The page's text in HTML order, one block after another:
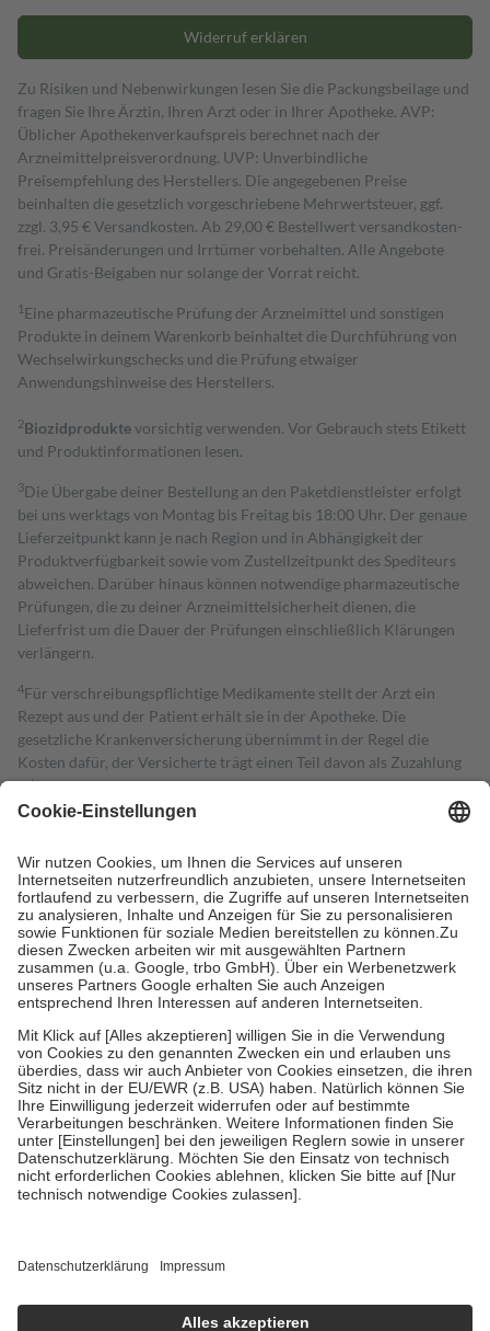
Widerruf erklären
Zu Risiken und Nebenwirkungen lesen Sie die Packungsbeilage und
fragen Sie Ihre Ärztin, Ihren Arzt oder in Ihrer Apotheke. AVP:
Üblicher Apothekenverkaufspreis berechnet nach der
Arzneimittelpreisverordnung. UVP: Unverbindliche
Preisempfehlung des Herstellers. Die angegebenen Preise
beinhalten die gesetzlich vorgeschriebene Mehrwertsteuer, ggf.
zzgl. 3,95 € Versandkosten. Ab 29,00 € Bestell­wert versand­kosten­
frei. Preisänderungen und Irrtümer vorbehalten. Alle Angebote
und Gratis-Beigaben nur solange der Vorrat reicht.
1 Eine pharmazeutische Prüfung der Arzneimittel und sonstigen
Produkte in deinem Warenkorb beinhaltet die Durchführung von
Wechselwirkungschecks und die Prüfung etwaiger
Anwendungshinweise des Herstellers.
2Biozidproduktevorsichtig verwenden. Vor Gebrauch stets Etikett
und Produktinformationen lesen.
3Die Übergabe deiner Bestellung an den Paketdienstleister erfolgt
bei uns werktags von Montag bis Freitag bis 18:00 Uhr. Der genaue
Lieferzeitpunkt kann je nach Region und in Abhängigkeit der
Produktverfügbarkeit sowie vom Zustellzeitpunkt des Spediteurs
abweichen. Darüber hinaus können notwendige pharmazeutische
Prüfungen, die zu deiner Arzneimittelsicherheit dienen, die
Lieferfrist um die Dauer der Prüfungen einschließlich Klärungen
verlängern.
4Für verschreibungspflichtige Medikamente stellt der Arzt ein
Rezept aus und der Patient erhält sie in der Apotheke. Die
gesetzliche Krankenversicherung übernimmt in der Regel die
Kosten dafür, der Versicherte trägt einen Teil davon als Zuzahlung
mit.
Grundsätzlich leisten Mitglieder Zuzahlungen in Höhe von zehn
höchstens zehn Euro.
Es sind jedoch nie mehr als die tatsächlichen
Kosten der Leistung zu entrichten.
Diese Regeln gelten grundsätzlich auch für Online-Apotheken.
Bei Heilmitteln und häuslicher Krankenpflege beträgt die
Zuzahlung zehn Prozent der Kosten sowie zehn Euro je
Verordnung.
Um das Engagement der Versicherten für ihre eigene Gesundheit zu
stärken und die besondere Stellung der Familie zu unterstützen,
fallenkeine Zuzahlungenan bei:
• Kindern und Jugendlichen bis zum vollendeten 18. Lebensjahr
mit Ausnahme der Fahrkosten
• Untersuchungen zur Vorsorge und Früherkennung, die von der
GKV getragen werden
• empfohlenen Schutzimpfungen
• Harn- und Blutteststreifen
getroffen, um sicherzustellen, dass es sich um echte Bewertungen
https://help.etrusted.com/hc/de/articles/4419944605341